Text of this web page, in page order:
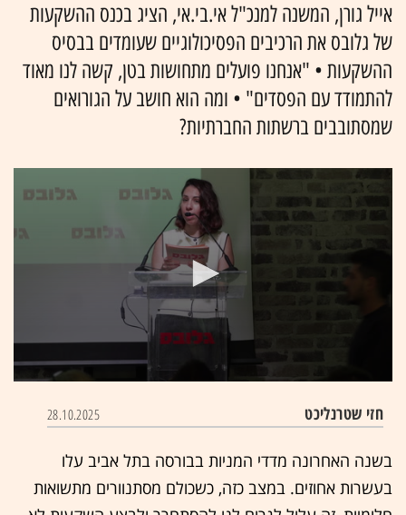
אייל גורן, המשנה למנכ"ל אי.בי.אי, הציג בכנס ההשקעות
של גלובס את הרכיבים הפסיכולוגיים שעומדים בבסיס
ההשקעות • "אנחנו פועלים מתחושות בטן, קשה לנו מאוד
להתמודד עם הפסדים" • ומה הוא חושב על הגורואים
שמסתובבים ברשתות החברתיות?
חזי שטרנליכט 28.10.2025
בשנה האחרונה מדדי המניות בבורסה בתל אביב עלו
בעשרות אחוזים. במצב כזה, כשכולם מסתנוורים מתשואות